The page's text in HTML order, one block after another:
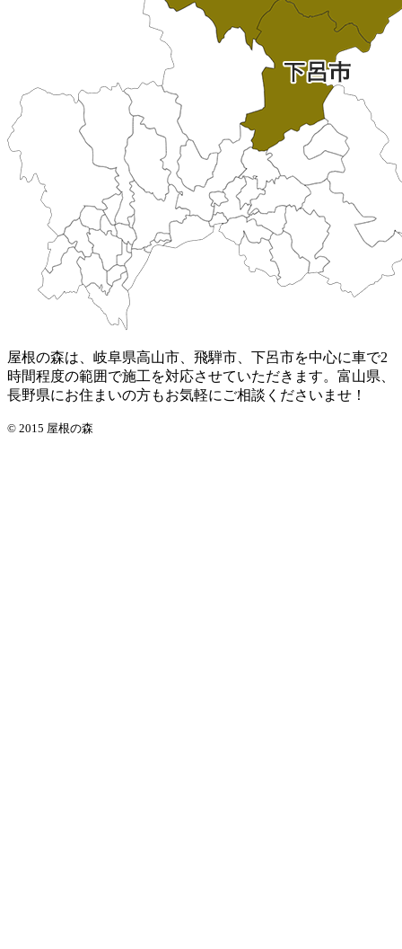
屋根の森は、岐阜県高山市、飛騨市、下呂市を中心に車で2
時間程度の範囲で施工を対応させていただきます。富山県、
長野県にお住まいの方もお気軽にご相談くださいませ！
© 2015 屋根の森